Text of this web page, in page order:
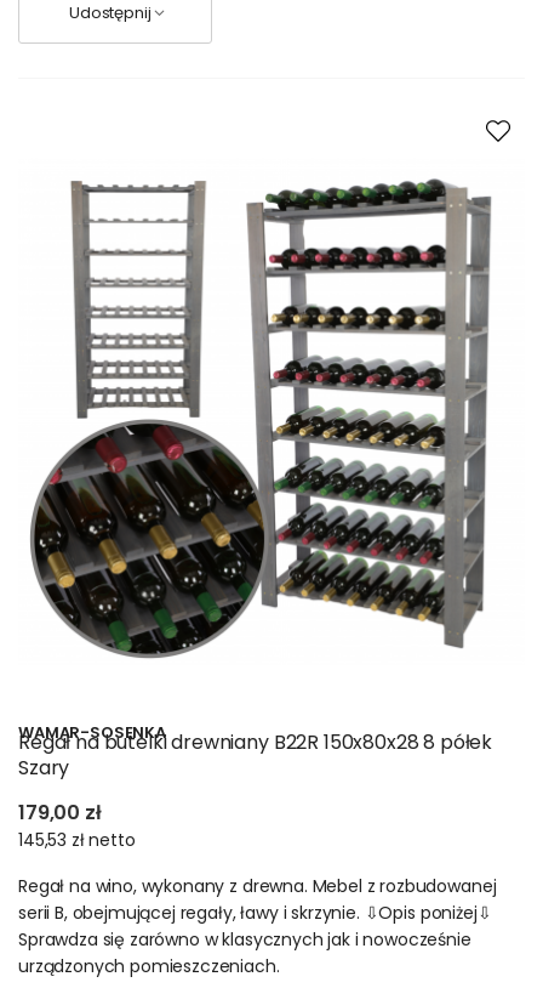
Udostępnij
WAMAR-SOSENKA
Regał na butelki drewniany B22R 150x80x28 8 półek
Szary
179,00 zł
145,53 złnetto
Regał na wino, wykonany z drewna. Mebel z rozbudowanej
serii B, obejmującej regały, ławy i skrzynie. ⇩Opis poniżej⇩
Sprawdza się zarówno w klasycznych jak i nowocześnie
urządzonych pomieszczeniach.